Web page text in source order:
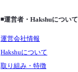
◾️運営者・Hakshuについて
運営会社情報
Hakshuについて
取り組み・特徴